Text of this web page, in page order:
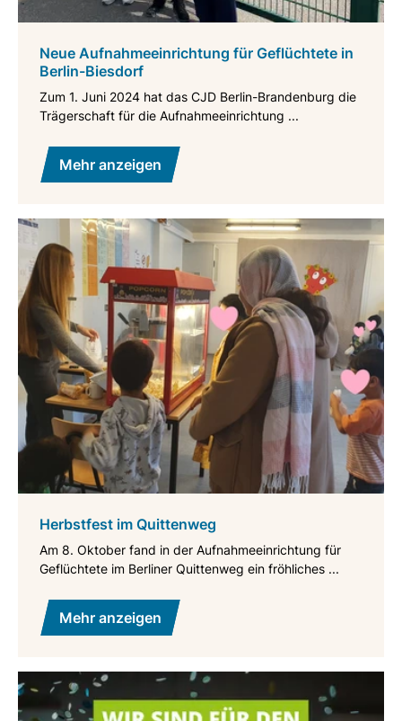
Neue Aufnahmeeinrichtung für Geflüchtete in
Berlin-Biesdorf
Zum 1. Juni 2024 hat das CJD Berlin-Brandenburg die
Trägerschaft für die Aufnahmeeinrichtung ...
Mehr anzeigen
Herbstfest im Quittenweg
Am 8. Oktober fand in der Aufnahmeeinrichtung für
Geflüchtete im Berliner Quittenweg ein fröhliches ...
Mehr anzeigen